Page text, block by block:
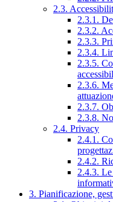
2.3.
2.3.1.
2.3.2.
2.3.3.
2.3.4.
2.3.5.
2.3.6.
2.3.7.
2.3.8.
2.4. Privacy
2.4.1.
2.4.2.
2.4.3.
3. Pianificazione,